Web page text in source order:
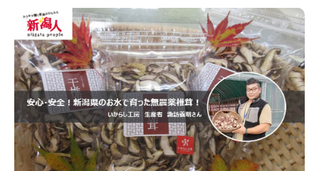
新潟市中央区 新潟市東区 新潟市西区
新潟市北区
新潟市南区
新潟市江南区 新潟市秋葉区
新潟市西蒲区
村上・関川
新発田・聖籠
胎内・粟島
三条・加茂・田上
五泉・阿賀野・阿賀
燕・弥彦
長岡・見附
小千谷・十日町・津南
魚沼・南魚沼・湯沢
柏崎・刈羽・出雲崎
上越・妙高・糸魚川
ご当地グルメ 食べ歩き テイクアウト
季節・期間限定
カフェ
居酒屋・バー 焼肉
パスタ
パン・ベーカリー
タレカツ・豚カツ
デカ盛り・大盛り
旨辛・激辛
定食・町定食 海鮮・鮨
そば・うどん
日本酒・新潟清酒
ワイン・クラフトビール
ケーキ・パフェ
ビアガーデン・暑気払い
忘新年会・歓送迎会
セミナー・講演会 子ども向け 花火大会
入場無料
住宅展示場
完成見学会 学生スポーツ アルビレックス
病院・クリニック
イオンモール
ラブラ万代・ラブラ2
ビルボードプレイスBP
新潟伊勢丹
ピア万代
リバーサイド千秋
パティオPATIO
冠婚葬祭
習い事・塾 通販・EC イベント
求人
官公庁・自治体
新潟市 チラシ
長岡・見附 チラシ
上越・妙高・糸魚川 チラシ
注目 チラシ
週末セール
火曜セール
オープン・リニューアルセール
周年祭・感謝祭セール
年末・初売りセール